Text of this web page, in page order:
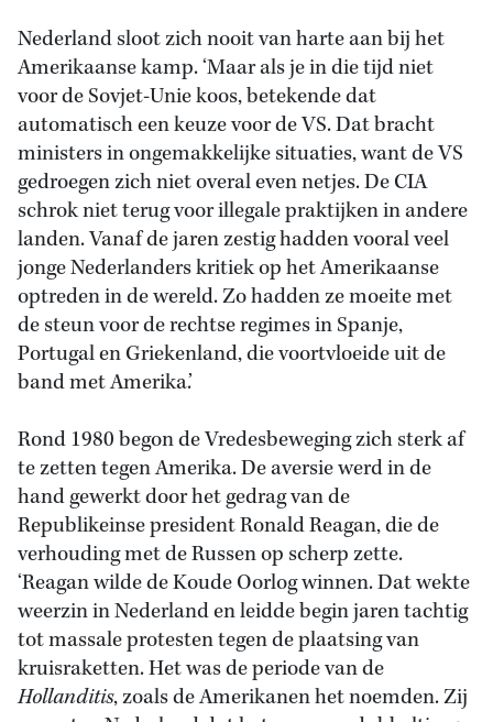
Nederland sloot zich nooit van harte aan bij het
Amerikaanse kamp. ‘Maar als je in die tijd niet
voor de Sovjet-Unie koos, betekende dat
automatisch een keuze voor de VS. Dat bracht
ministers in ongemakkelijke situaties, want de VS
gedroegen zich niet overal even netjes. De CIA
schrok niet terug voor illegale praktijken in andere
landen. Vanaf de jaren zestig hadden vooral veel
jonge Nederlanders kritiek op het Amerikaanse
optreden in de wereld. Zo hadden ze moeite met
de steun voor de rechtse regimes in Spanje,
Portugal en Griekenland, die voortvloeide uit de
band met Amerika.’
Rond 1980 begon de Vredesbeweging zich sterk af
te zetten tegen Amerika. De aversie werd in de
hand gewerkt door het gedrag van de
Republikeinse president Ronald Reagan, die de
verhouding met de Russen op scherp zette.
‘Reagan wilde de Koude Oorlog winnen. Dat wekte
weerzin in Nederland en leidde begin jaren tachtig
tot massale protesten tegen de plaatsing van
kruisraketten. Het was de periode van de
Hollanditis, zoals de Amerikanen het noemden. Zij